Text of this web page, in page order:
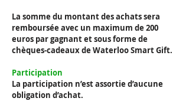
La somme du montant des achats sera
remboursée avec un maximum de 200
euros par gagnant et sous forme de
chèques-cadeaux de Waterloo Smart Gift.
Participation
La participation n’est assortie d’aucune
obligation d’achat.